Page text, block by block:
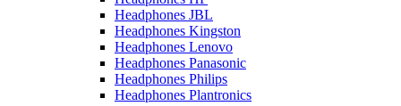
Headphones JBL
Headphones Kingston
Headphones Lenovo
Headphones Panasonic
Headphones Philips
Headphones Plantronics